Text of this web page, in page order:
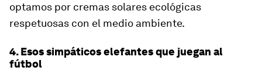
optamos por cremas solares ecológicas
respetuosas con el medio ambiente.
4. Esos simpáticos elefantes que juegan al
fútbol